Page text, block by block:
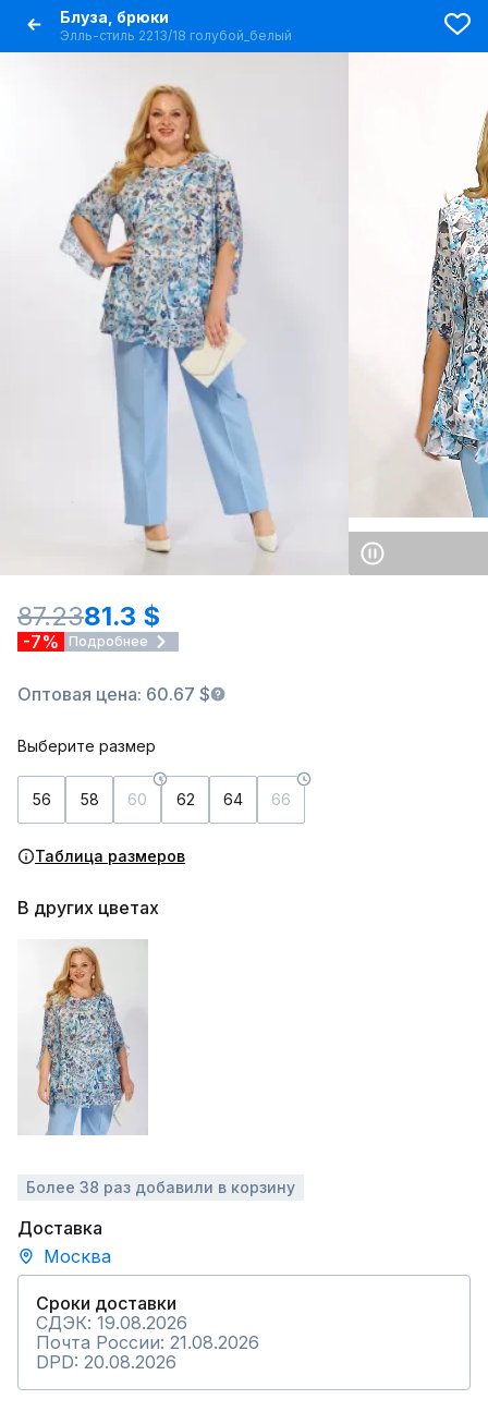
Блуза, брюки
Элль-стиль 2213/18 голубой_белый
87.2381.3 $
-7% Подробнее
Оптовая цена: 60.67 $
Выберите размер
56 58 60 62 64 66
Таблица размеров
В других цветах
Более 38 раз добавили в корзину
Доставка
Москва
Сроки доставки
СДЭК: 19.08.2026
Почта России: 21.08.2026
DPD: 20.08.2026